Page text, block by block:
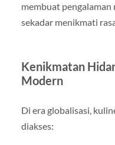
membuat pengalaman
sekadar menikmati
Kenikmatan
Modern
Di era globalisasi,
diakses: